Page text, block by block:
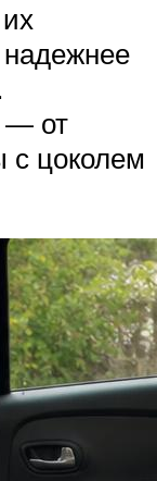
— от
с цоколем